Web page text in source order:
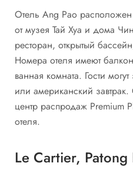
Отель Ang Pao
от музея Тай Хуа и дома
ресторан, открытый
Номера отеля имеют
ванная комната. Гости
или американский
центр распродаж Premium
отеля.
Le Cartier,